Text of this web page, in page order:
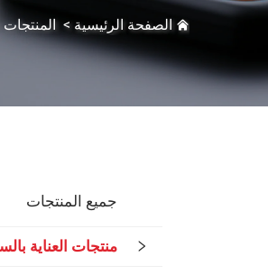
الصفحة الرئيسية >المنتجات
جميع المنتجات
منتجات العناية